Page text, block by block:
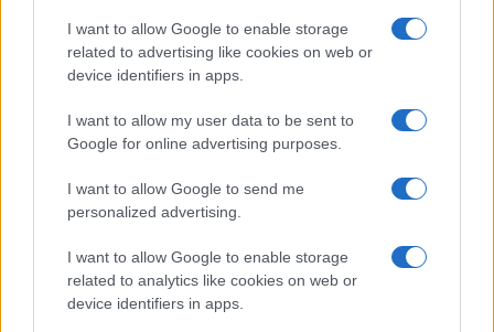
I want to allow Google to enable storage
related to advertising like cookies on web or
device identifiers in apps.
I want to allow my user data to be sent to
Google for online advertising purposes.
I want to allow Google to send me
personalized advertising.
I want to allow Google to enable storage
related to analytics like cookies on web or
device identifiers in apps.
Kecskeméten is szakirányú
továbbképzésekkel erősít a Gál Ferenc
Egyetem
Amire többmillióan vártunk: szombattól
másodfokúra csökken a riasztás
KIEMELT